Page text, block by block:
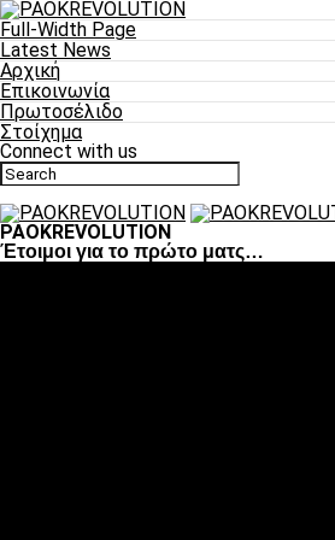
Full-Width Page
Latest News
Αρχική
Επικοινωνία
Πρωτοσέλιδο
Στοίχημα
Connect with us
PAOKREVOLUTION
Έτοιμοι για το πρώτο ματς…